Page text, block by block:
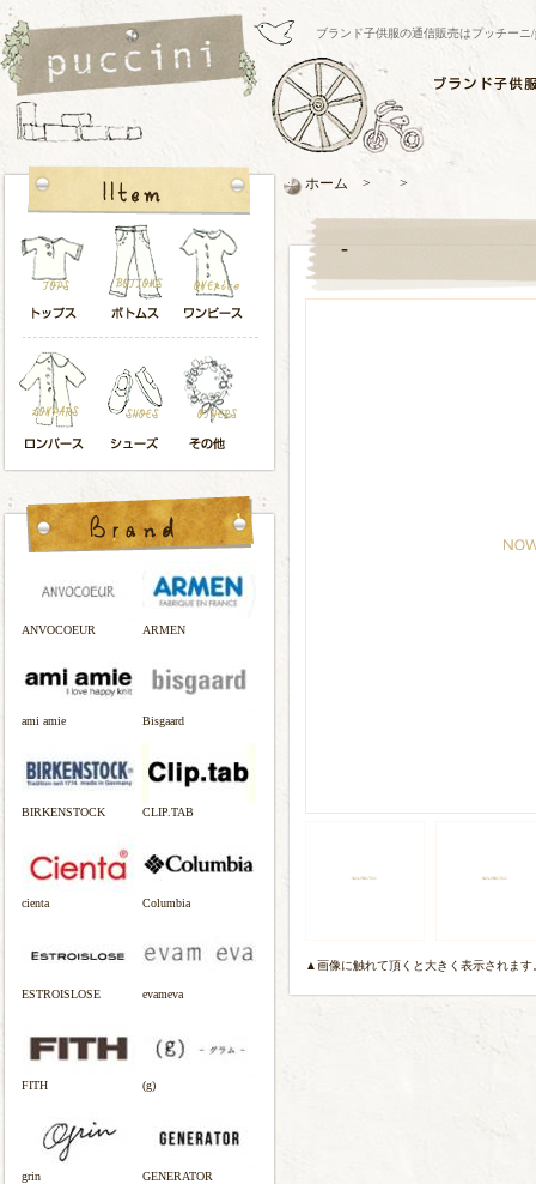
ブランド子供服の通信販売はプッチー
ANVOCOEUR ARMEN
ami amie Bisgaard
BIRKENSTOCK CLIP.TAB
cienta Columbia
ESTROISLOSE evameva
FITH (g)
grin GENERATOR
ホーム > >
-
▲画像に触れて頂くと大きく表示されます